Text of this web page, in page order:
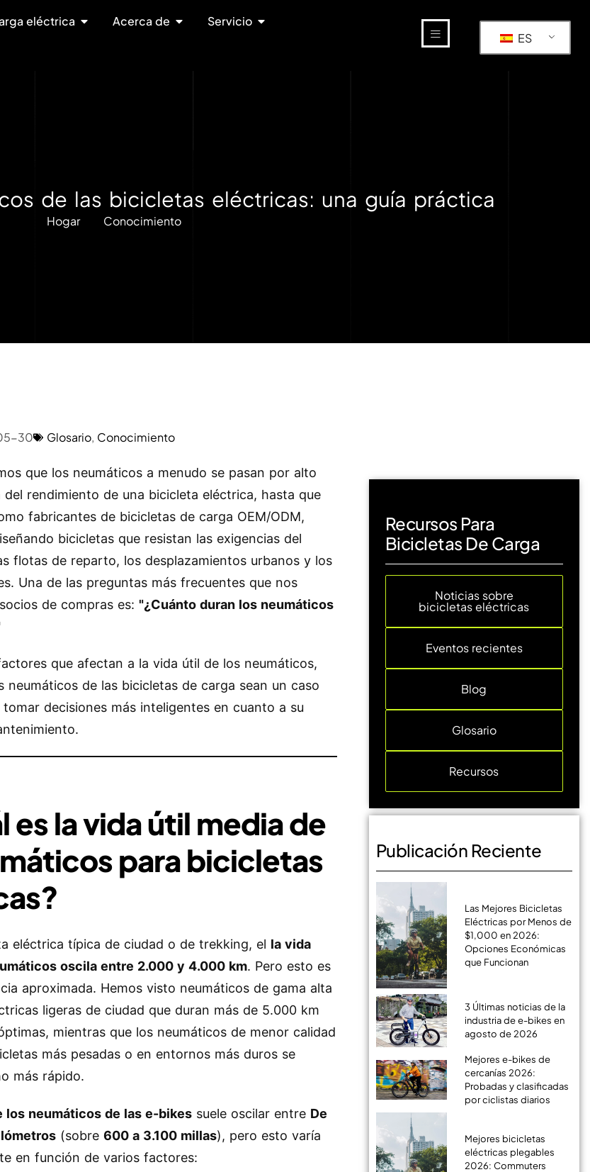
eléctrica Acerca de
Servicio
ES
de las bicicletas eléctricas: una guía práctica
Hogar Conocimiento
30 Glosario, Conocimiento
que los neumáticos a menudo se pasan por alto
del rendimiento de una bicicleta eléctrica, hasta que
fabricantes de bicicletas de carga OEM/ODM,
bicicletas que resistan las exigencias del
flotas de reparto, los desplazamientos urbanos y los
Una de las preguntas más frecuentes que nos
de compras es:"¿Cuánto duran los neumáticos
que afectan a la vida útil de los neumáticos,
neumáticos de las bicicletas de carga sean un caso
decisiones más inteligentes en cuanto a su
es la vida útil media de
para bicicletas
eléctrica típica de ciudad o de trekking, el la vida
oscila entre 2.000 y 4.000 km. Pero esto es
aproximada. Hemos visto neumáticos de gama alta
ligeras de ciudad que duran más de 5.000 km
mientras que los neumáticos de menor calidad
más pesadas o en entornos más duros se
más rápido.
los neumáticos de las e-bikes suele oscilar entre De
(sobre600 a 3.100 millas), pero esto varía
en función de varios factores:
Recursos Para
Bicicletas De Carga
Noticias sobre
bicicletas eléctricas
Eventos recientes
Blog
Glosario
Recursos
Publicación Reciente
Las Mejores Bicicletas
Eléctricas por Menos de
$1,000 en 2026:
Opciones Económicas
que Funcionan
3 Últimas noticias de la
industria de e-bikes en
agosto de 2026
Mejores e-bikes de
cercanías 2026:
Probadas y clasificadas
por ciclistas diarios
Mejores bicicletas
eléctricas plegables
2026: Commuters